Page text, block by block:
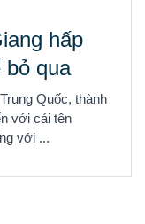
hấp
bỏ qua
Quốc, thành
với cái tên
với ...